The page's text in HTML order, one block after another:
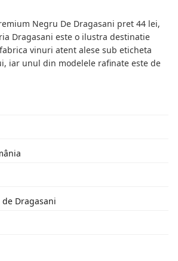
Negru De Dragasani pret 44 lei,
Dragasani este o ilustra destinatie
vinuri atent alese sub eticheta
iar unul din modelele rafinate este de
Dragasani